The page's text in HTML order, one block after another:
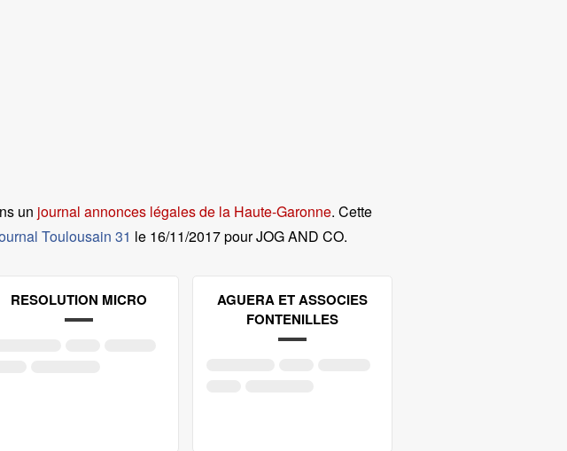
un journal annonces légales de la Haute-Garonne. Cette
Toulousain 31 le 16/11/2017 pour JOG AND CO.
RESOLUTION MICRO
AGUERA ET ASSOCIES
FONTENILLES